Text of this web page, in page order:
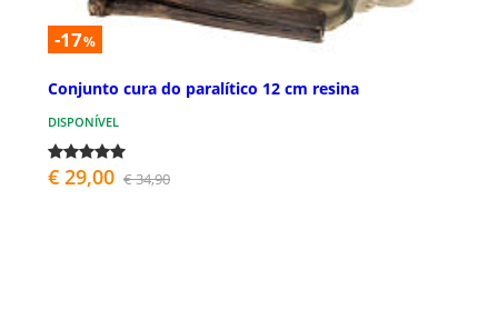
-17%
Conjunto cura do paralítico 12 cm resina
DISPONÍVEL
€ 29,00 € 34,90